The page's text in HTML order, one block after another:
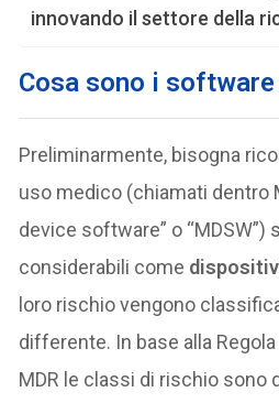
innovando il settore della
Cosa sono i
Preliminarmente, bisogna
uso medico (chiamati dentro
device software” o “MDSW”)
considerabili come
loro rischio vengono
differente. In base alla Regola
MDR le classi di rischio sono